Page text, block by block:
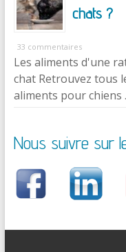
chats ?
33 commentaires
Les aliments d'une
chat Retrouvez tous
aliments pour chiens
Nous suivre sur